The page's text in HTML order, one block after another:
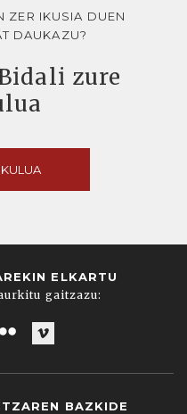
ZER IKUSIA DUEN
DAUKAZU?
zure
ELKARTU
gaitzazu:
BAZKIDE